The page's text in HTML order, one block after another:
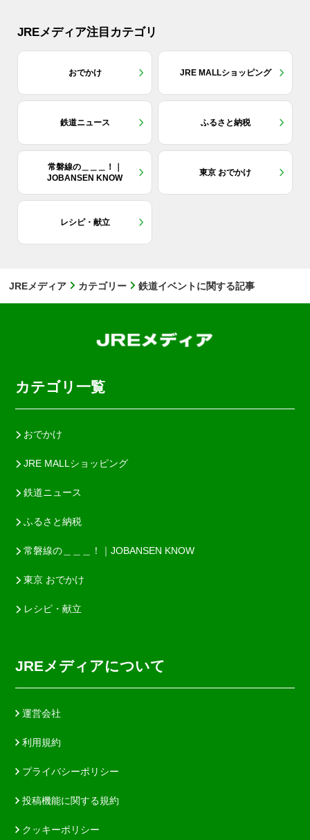
JREメディア注目カテゴリ
おでかけ JRE MALLショッピング
鉄道ニュース ふるさと納税
常磐線の＿＿＿！｜
JOBANSEN KNOW
東京 おでかけ
レシピ・献立
JREメディア カテゴリー 鉄道イベントに関する記事
カテゴリ一覧
おでかけ
JRE MALLショッピング
鉄道ニュース
ふるさと納税
常磐線の＿＿＿！｜JOBANSEN KNOW
東京 おでかけ
レシピ・献立
JREメディアについて
運営会社
利用規約
プライバシーポリシー
投稿機能に関する規約
クッキーポリシー